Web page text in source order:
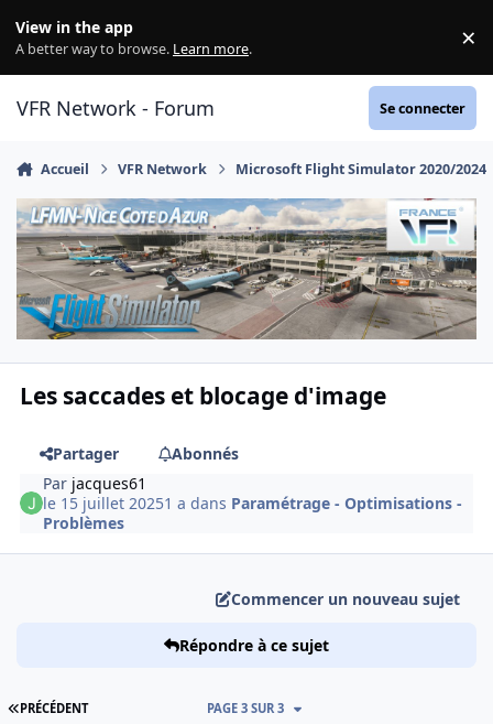
View in the app
A better way to browse. Learn more. ×
VFR Network - Forum Se connecter
Accueil VFR Network Microsoft Flight Simulator 2020/2024
Les saccades et blocage d'image
Partager
Abonnés
Par jacques61
le 15 juillet 20251 a dans Paramétrage - Optimisations -
Problèmes
Commencer un nouveau sujet
Répondre à ce sujet
PREMIÈRE PAGE
PRÉCÉDENT PAGE 3 SUR 3